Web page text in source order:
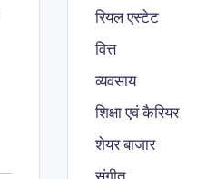
रियल एस्टेट
वित्त
व्यवसाय
शिक्षा एवं कैरियर
शेयर बाजार